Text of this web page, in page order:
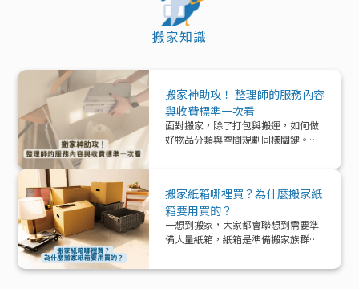
搬家知識
搬家神助攻！ 整理師的服務內容
與收費標準一次看
面對搬家，除了打包與搬運，如何做
好物品分類與空間規劃同樣關鍵。本
一次解析！
搬家紙箱哪裡買？為什麼搬家紙
箱要用買的？
一想到搬家，大家都會聯想到需要準
備大量紙箱，紙箱是準備搬家族群的